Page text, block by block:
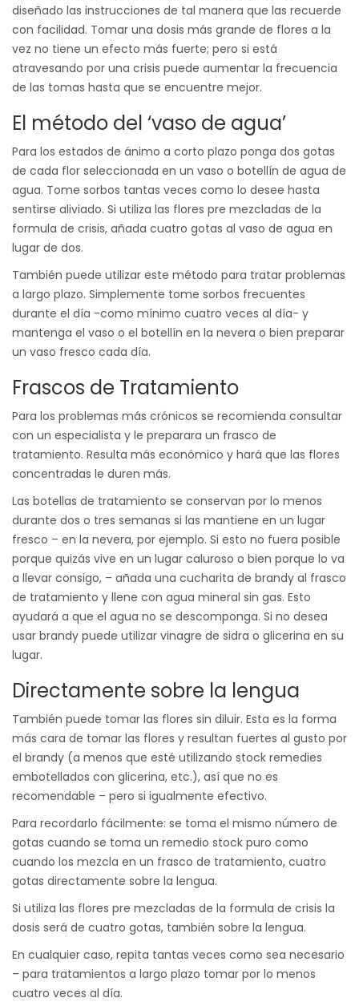
diseñado las instrucciones de tal manera que las recuerde
con facilidad. Tomar una dosis más grande de flores a la
vez no tiene un efecto más fuerte; pero si está
atravesando por una crisis puede aumentar la frecuencia
de las tomas hasta que se encuentre mejor.
El método del ‘vaso de agua’
Para los estados de ánimo a corto plazo ponga dos gotas
de cada flor seleccionada en un vaso o botellín de agua de
agua. Tome sorbos tantas veces como lo desee hasta
sentirse aliviado. Si utiliza las flores pre mezcladas de la
formula de crisis, añada cuatro gotas al vaso de agua en
lugar de dos.
También puede utilizar este método para tratar problemas
a largo plazo. Simplemente tome sorbos frecuentes
durante el día -como mínimo cuatro veces al día- y
mantenga el vaso o el botellín en la nevera o bien preparar
un vaso fresco cada día.
Frascos de Tratamiento
Para los problemas más crónicos se recomienda consultar
con un especialista y le preparara un frasco de
tratamiento. Resulta más económico y hará que las flores
concentradas le duren más.
Las botellas de tratamiento se conservan por lo menos
durante dos o tres semanas si las mantiene en un lugar
fresco – en la nevera, por ejemplo. Si esto no fuera posible
porque quizás vive en un lugar caluroso o bien porque lo va
a llevar consigo, – añada una cucharita de brandy al frasco
de tratamiento y llene con agua mineral sin gas. Esto
ayudará a que el agua no se descomponga. Si no desea
usar brandy puede utilizar vinagre de sidra o glicerina en su
lugar.
Directamente sobre la lengua
También puede tomar las flores sin diluir. Esta es la forma
más cara de tomar las flores y resultan fuertes al gusto por
el brandy (a menos que esté utilizando stock remedies
embotellados con glicerina, etc.), así que no es
recomendable – pero si igualmente efectivo.
Para recordarlo fácilmente: se toma el mismo número de
gotas cuando se toma un remedio stock puro como
cuando los mezcla en un frasco de tratamiento, cuatro
gotas directamente sobre la lengua.
Si utiliza las flores pre mezcladas de la formula de crisis la
dosis será de cuatro gotas, también sobre la lengua.
En cualquier caso, repita tantas veces como sea necesario
– para tratamientos a largo plazo tomar por lo menos
cuatro veces al día.